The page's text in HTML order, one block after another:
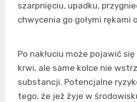
szarpnięciu, upadku,
chwycenia go gołymi rękami
Po nakłuciu może pojawić
krwi, ale same kolce nie
substancji. Potencjalne
tego, że jeż żyje w